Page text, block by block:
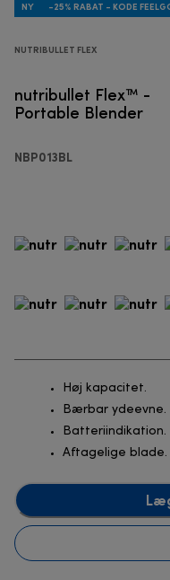
NY -25% RABAT - KODE
NUTRIBULLET FLEX
nutribullet Flex™ -
Portable Blender
NBP013BL
Høj kapacitet.
Bærbar ydeevne.
Batteriindikation.
Aftagelige blade.